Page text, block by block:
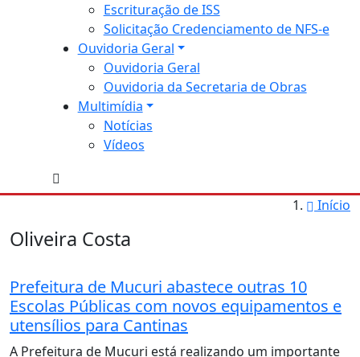
Escrituração de ISS
Solicitação Credenciamento de NFS-e
Ouvidoria Geral
Ouvidoria Geral
Ouvidoria da Secretaria de Obras
Multimídia
Notícias
Vídeos
Início
Oliveira Costa
Prefeitura de Mucuri abastece outras 10
Escolas Públicas com novos equipamentos e
utensílios para Cantinas
A Prefeitura de Mucuri está realizando um importante